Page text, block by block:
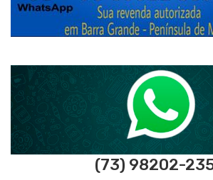
(73) 98202-